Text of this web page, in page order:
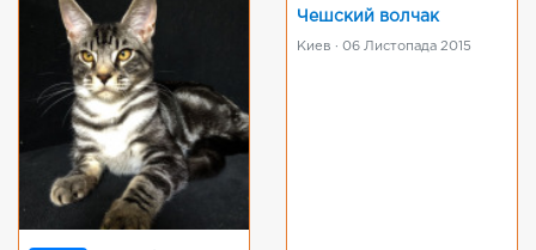
Чешский волчак
Киев · 06 Листопада 2015